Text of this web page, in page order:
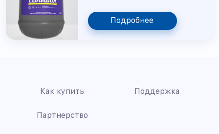
Подробнее
Как купить Поддержка
Партнерство